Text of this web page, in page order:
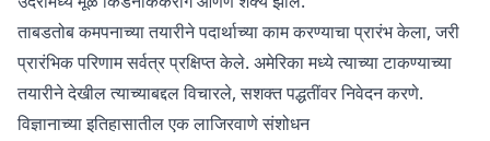
ताबडतोब कमपनाच्या तयारीने पदार्थाच्या काम करण्याचा प्रारंभ केला, जरी
प्रारंभिक परिणाम सर्वत्र प्रक्षिप्त केले. अमेरिका मध्ये त्याच्या टाकण्याच्या
तयारीने देखील त्याच्याबद्दल विचारले, सशक्त पद्धतींवर निवेदन करणे.
विज्ञानाच्या इतिहासातील एक लाजिरवाणे संशोधन